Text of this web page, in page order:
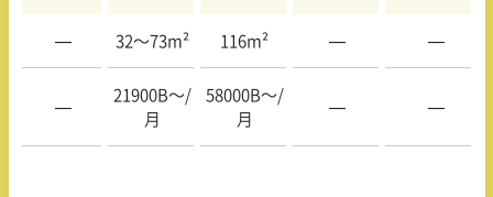
— 32〜73m² 116m² — —
—
21900B〜/
月
58000B〜/
月
— —